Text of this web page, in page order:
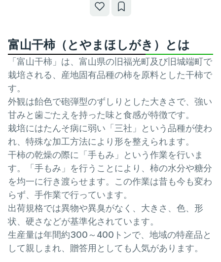
富山干柿（とやまほしがき）とは
「富山干柿」は、富山県の旧福光町及び旧城端町で
栽培される、産地固有品種の柿を原料とした干柿で
す。
外観は飴色で砲弾型のずしりとした大きさで、強い
甘みと歯ごたえを持った味と食感が特徴です。
栽培にはたんそ病に弱い「三社」という品種が使わ
れ、特殊な加工方法により形を整えられます。
干柿の乾燥の際に「手もみ」という作業を行いま
す。「手もみ」を行うことにより、柿の水分や糖分
を均一に行き渡らせます。この作業は昔も今も変わ
らず、手作業で行っています。
出荷規格では異物や異臭がなく、大きさ、色、形
状、硬さなどが基準化されています。
生産量は年間約300～400トンで、地域の特産品と
して親しまれ、贈答用としても人気があります。